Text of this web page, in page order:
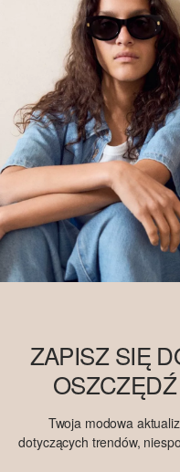
ZAPISZ SIĘ
Twoja modowa
dotyczących trendów,